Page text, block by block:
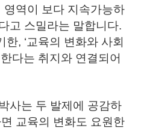
역이 보다 지속가능하
고 스밀라는 말합니다.
, ‘교육의 변화와 사회
다는 취지와 연결되어
사는 두 발제에 공감하
교육의 변화도 요원한